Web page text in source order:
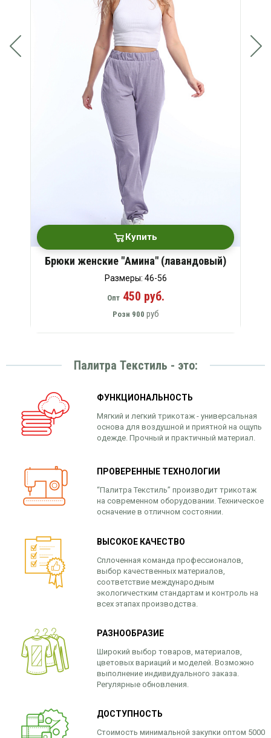
Купить
Брюки женские "Амина" (лавандовый)
Размеры: 46-56
Опт450 руб.
Розн 900 руб
Палитра Текстиль - это:
ФУНКЦИОНАЛЬНОСТЬ
Мягкий и легкий трикотаж - универсальная
основа для воздушной и приятной на ощупь
одежде. Прочный и практичный материал.
ПРОВЕРЕННЫЕ ТЕХНОЛОГИИ
“Палитра Текстиль” производит трикотаж
на современном оборудовании. Техническое
осначение в отличном состоянии.
ВЫСОКОЕ КАЧЕСТВО
Сплоченная команда профессионалов,
выбор качественных материалов,
соответствие международным
экологичестким стандартам и контроль на
всех этапах производства.
РАЗНООБРАЗИЕ
Широкий выбор товаров, материалов,
цветовых вариаций и моделей. Возможно
выполнение индивидуального заказа.
Регулярные обновления.
ДОСТУПНОСТЬ
Стоимость минимальной закупки оптом 5000